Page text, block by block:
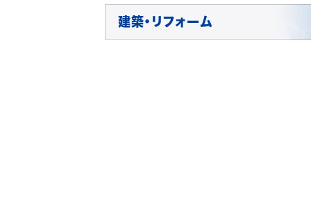
建築・リフォーム